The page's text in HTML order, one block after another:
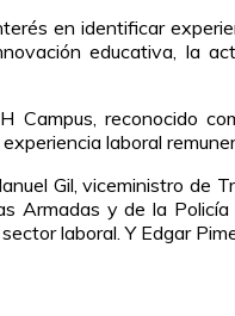
en identificar
educativa, la
Campus, reconocido
laboral
Gil, viceministro de
Armadas y de la
laboral. Y Edgar